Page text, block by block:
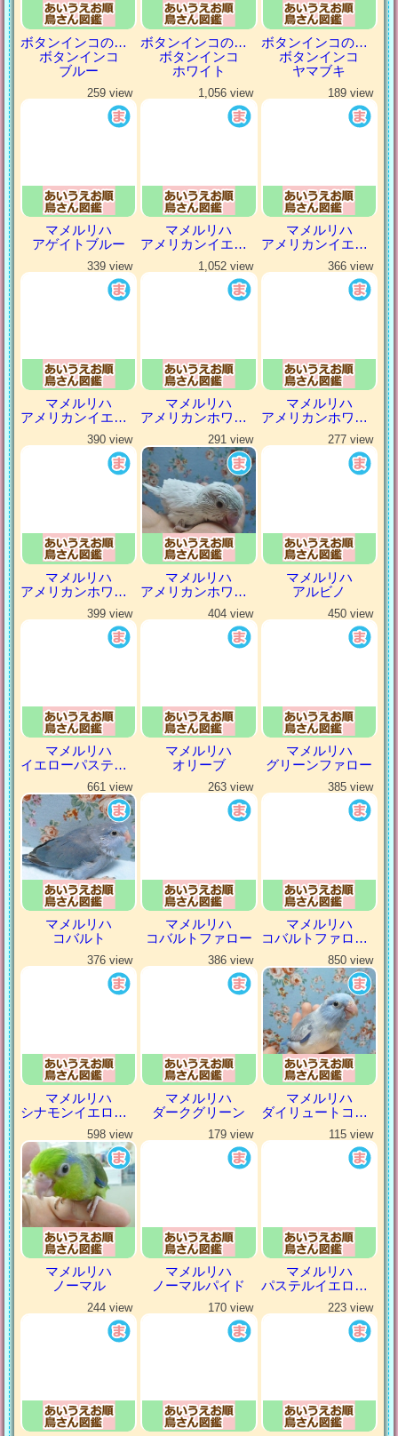
ボタンインコの仲間
ボタンインコ
ブルー
ボタンインコの仲間
ボタンインコ
ホワイト
ボタンインコの仲間
ボタンインコ
ヤマブキ
259 view
マメルリハ
アゲイトブルー
1,056 view
マメルリハ
アメリカンイエロー
189 view
マメルリハ
アメリカンイエローファロー
339 view
マメルリハ
アメリカンイエローヘビーパイドファロー
1,052 view
マメルリハ
アメリカンホワイト
366 view
マメルリハ
アメリカンホワイトパイド
390 view
マメルリハ
アメリカンホワイトパイドファロー
291 view
マメルリハ
アメリカンホワイトファロー
277 view
マメルリハ
アルビノ
399 view
マメルリハ
イエローパステルミスティ
404 view
マメルリハ
オリーブ
450 view
マメルリハ
グリーンファロー
661 view
マメルリハ
コバルト
263 view
マメルリハ
コバルトファロー
385 view
マメルリハ
コバルトファローパイド
376 view
マメルリハ
シナモンイエローファロー
386 view
マメルリハ
ダークグリーン
850 view
マメルリハ
ダイリュートコバルトパイド
598 view
マメルリハ
ノーマル
179 view
マメルリハ
ノーマルパイド
115 view
マメルリハ
パステルイエローファロー
244 view 170 view 223 view